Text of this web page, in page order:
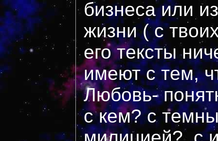
бизнеса или
жизни ( с
его тексты
имеют с тем,
Любовь-
с кем? с